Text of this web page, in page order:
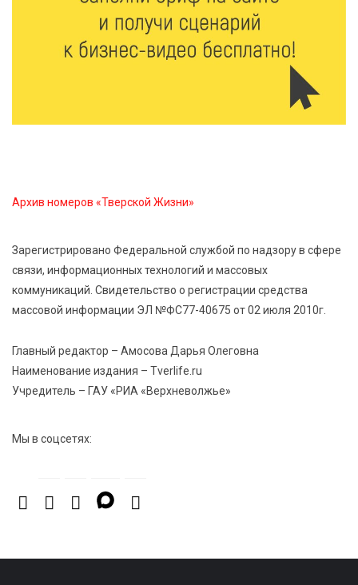
6 Авг 2026 13:02 299
Рынок труда 2026: где в Тверской области самые
Водителям автобусов в Тверской области
Архив номеров «Тверской Жизни»
Зарегистрировано Федеральной службой по надзору в сфере
связи, информационных технологий и массовых
коммуникаций. Свидетельство о регистрации средства
массовой информации ЭЛ №ФС77-40675 от 02 июля 2010г.
Главный редактор – Амосова Дарья Олеговна
Наименование издания – Tverlife.ru
Учредитель – ГАУ «РИА «Верхневолжье»
Мы в соцсетях: